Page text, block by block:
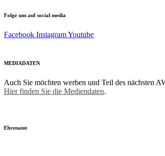
Folge uns auf social media
Facebook InstagramYoutube
MEDIADATEN
Auch Sie möchten werben und Teil des nächsten
Hier finden Sie die Mediendaten.
Ehrenamt